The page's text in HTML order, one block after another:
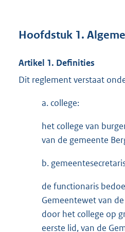
Hoofdstuk 1.
Artikel 1. Definities
Dit reglement verstaat
a. college:
het college van
van de gemeente
b.
de functionaris
Gemeentewet van
door het college op
eerste lid, van de